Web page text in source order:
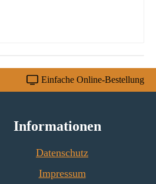
Einfache Online-Bestellung
Informationen
Datenschutz
Impressum